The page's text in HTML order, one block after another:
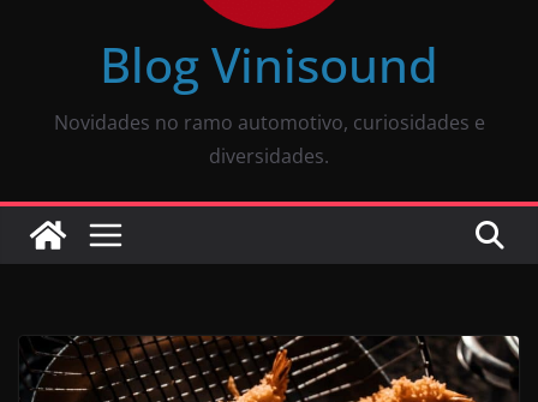
Blog Vinisound
Novidades no ramo automotivo, curiosidades e
diversidades.